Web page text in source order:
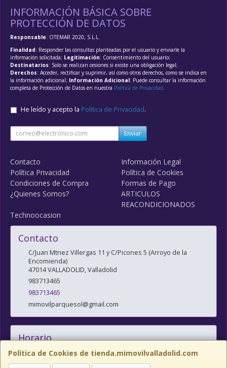
Política de Cookies de tienda.mimovilvalladolid.com
INFORMACIÓN BÁSICA SOBRE
PROTECCIÓN DE DATOS
Responsable: OTEMAR 2020, S.L.L.
Finalidad: Responder las consultas planteadas por el usuario y enviarle la
información solicitada; Legitimación: Consentimiento del usuario;
Destinatarios: Solo se realizan cesiones si existe una obligación legal;
Derechos: Acceder, rectificar y suprimir, así como otros derechos, como se indica en
la información adicional; Información Adicional: Puede consultar la información
completa de Protección de Datos en nuestra Política de Privacidad
He leído y acepto la Política de Privacidad.
Enviar
Contacto
Información Legal
Política Privacidad
Política de Cookies
Condiciones de Compra
Formas de Pago
¿Quienes Somos?
ARTICULOS
REACONDICIONADOS
Technoocasion
Contacto
C/Juan Mtnez Villergas 11 y C/Picones 5 (Arroyo de la
Encomienda)
47014VALLADOLID,Valladolid
983713465
983713465
mimovilparquesol@gmail.com
Horario
10:00/14:00 y 17:00/20:30